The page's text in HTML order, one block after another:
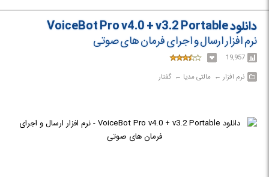
Nuance Dragon Professiona v15.30.000.141- نرم افزار خودکار سازی
directINNOVATION MWS Reader v5.7
- نرم افزار تبدیل متن به صدا
Dictation Pro v1.07- نرم افزار تبدیل گفتار به نوشتار
CrazyTalk Pipeline v8.13.3615.1 + Resource Pack + Bonus Pack
CIT Reader v7.0- نرم افزار تبدیل متن به گفتار
2nd Speech Center v4.15.10.120- نرم افزار تبدیل متن به گفتار
ParsKhan v1.1
- نرم افزار پارس‌ خوان، خواننده متون فارسی
TxtReaderXpress v4.3.4178 - نرم افزار خواندن متن تایپ شده و نوشتن
دانلود VoiceBot Pro v4.0 + v3.2 Portable
نرم افزار ارسال و اجرای فرمان های صوتی
19,957
نرم افزار‎ ← ‏ مالتی مدیا‎ ← ‏ گفتار